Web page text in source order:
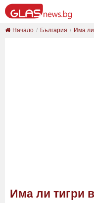
Начало България Има ли
Има ли тигри